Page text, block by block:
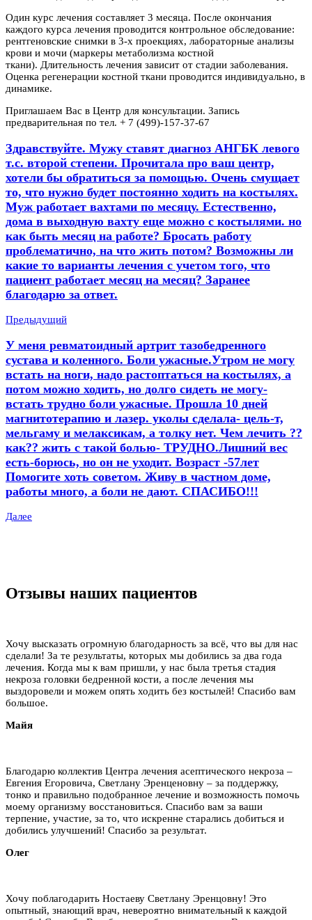
Один курс лечения составляет 3 месяца. После окончания
каждого курса лечения проводится контрольное обследование:
рентгеновские снимки в 3-х проекциях, лабораторные анализы
крови и мочи (маркеры метаболизма костной
ткани). Длительность лечения зависит от стадии заболевания.
Оценка регенерации костной ткани проводится индивидуально, в
динамике.
Приглашаем Вас в Центр для консультации. Запись
предварительная по тел. + 7 (499)-157-37-67
Здравствуйте. Мужу ставят диагноз АНГБК левого
т.с. второй степени. Прочитала про ваш центр,
хотели бы обратиться за помощью. Очень смущает
то, что нужно будет постоянно ходить на костылях.
Муж работает вахтами по месяцу. Естественно,
дома в выходную вахту еще можно с костылями. но
как быть месяц на работе? Бросать работу
проблематично, на что жить потом? Возможны ли
какие то варианты лечения с учетом того, что
пациент работает месяц на месяц? Заранее
благодарю за ответ.
Предыдущий
У меня ревматоидный артрит тазобедренного
сустава и коленного. Боли ужасные.Утром не могу
встать на ноги, надо растоптаться на костылях, а
потом можно ходить, но долго сидеть не могу-
встать трудно боли ужасные. Прошла 10 дней
магнитотерапию и лазер. уколы сделала- цель-т,
мельгаму и мелаксикам, а толку нет. Чем лечить ??
как?? жить с такой болью- ТРУДНО.Лишний вес
есть-борюсь, но он не уходит. Возраст -57лет
Помогите хоть советом. Живу в частном доме,
работы много, а боли не дают. СПАСИБО!!!
Далее
Отзывы наших пациентов
Хочу высказать огромную благодарность за всё, что вы для нас
сделали! За те результаты, которых мы добились за два года
лечения. Когда мы к вам пришли, у нас была третья стадия
некроза головки бедренной кости, а после лечения мы
выздоровели и можем опять ходить без костылей! Спасибо вам
большое.
Майя
Благодарю коллектив Центра лечения асептического некроза –
Евгения Егоровича, Светлану Эренценовну – за поддержку,
тонко и правильно подобранное лечение и возможность помочь
моему организму восстановиться. Спасибо вам за ваши
терпение, участие, за то, что искренне старались добиться и
добились улучшений! Спасибо за результат.
Олег
Хочу поблагодарить Ностаеву Светлану Эренцовну! Это
опытный, знающий врач, невероятно внимательный к каждой